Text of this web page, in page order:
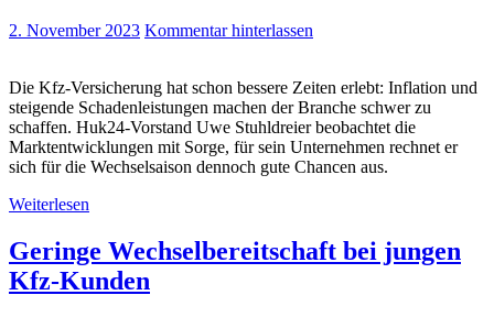
2. November 2023 Kommentar hinterlassen
Die Kfz-Versicherung hat schon bessere Zeiten erlebt: Inflation und
steigende Schadenleistungen machen der Branche schwer zu
schaffen. Huk24-Vorstand Uwe Stuhldreier beobachtet die
Marktentwicklungen mit Sorge, für sein Unternehmen rechnet er
sich für die Wechselsaison dennoch gute Chancen aus.
Weiterlesen
Geringe Wechselbereitschaft bei jungen
Kfz-Kunden